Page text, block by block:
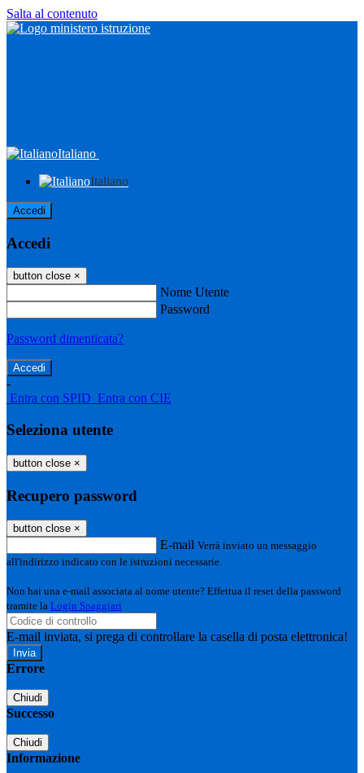
Salta al contenuto
Italiano
Italiano
Accedi
Accedi
button close ×
Nome Utente
Password
Password dimenticata?
-
Entra con SPID Entra con CIE
Seleziona utente
button close ×
Recupero password
button close ×
E-mail Verrà inviato un messaggio
all'indirizzo indicato con le istruzioni necessarie.
Non hai una e-mail associata al nome utente? Effettua il reset della password
tramite la Login Spaggiari
E-mail inviata, si prega di controllare la casella di posta elettronica!
Errore
Chiudi
Successo
Chiudi
Informazione